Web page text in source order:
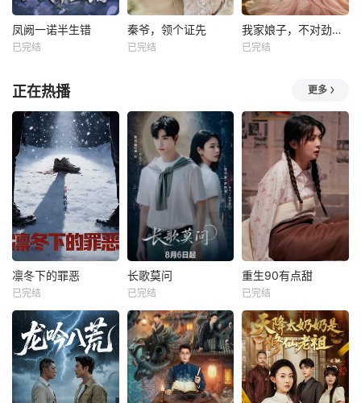
凤阙一诺半生错
已完结
秦爷，领个证先
已完结
我家娘子，不对劲第四季
已完结
正在热播 更多
凛冬下的罪恶
已完结
长歌莫问
已完结
重生90有点甜
已完结